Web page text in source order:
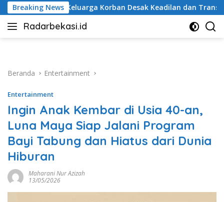
Langsung
ke
konten
Breaking News
Desak Keadilan dan Transparansi Hasil Investigasi
Radarbekasi.id
Berita
Beranda
Entertainment
Entertainment
Ingin Anak Kembar di Usia 40-an,
Luna Maya Siap Jalani Program
Bayi Tabung dan Hiatus dari Dunia
Hiburan
Maharani Nur Azizah
13/05/2026